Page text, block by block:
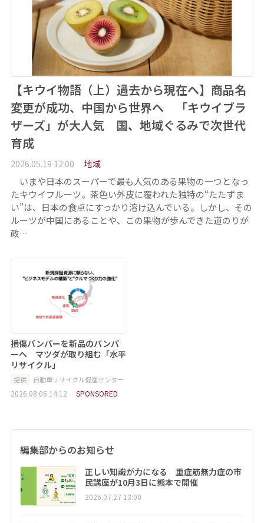
【キウイ物語（上）過去から現在へ】商品名
変更が成功、中国から世界へ 「キウイブラ
ザーズ」が大人気 国、地域ぐるみで次世代
育成
2026.05.19 12:00 地域
いまや日本のスーパーで最も人気のある果物の一つとなっ
たキウイフルーツ。茶色い外皮に覆われた独特の“たたずま
い”は、日本の食卓にすっかり溶け込んでいる。しかし、その
ルーツが中国にあることや、この果物が歩んできた道のりが
政…
損傷バンパーを新品のバンパ
ーへ マツダが取り組む「水平
リサイクル」
提供 自動車リサイクル促進センター
2026.08.06 14:12 SPONSORED
編集部からのお知らせ
正しい知識が力になる 重症筋無力症の市
民講座が10月3日に熊本で開催
2026.07.27 13:00